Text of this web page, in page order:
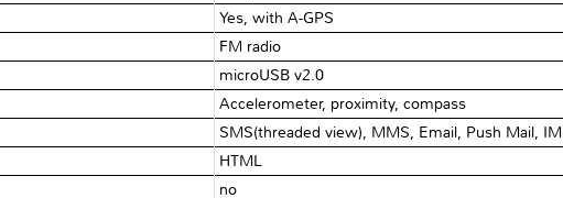
Yes, with A-GPS
FM radio
microUSB v2.0
Accelerometer, proximity, compass
SMS(threaded view), MMS, Email, Push Mail, IM
HTML
no